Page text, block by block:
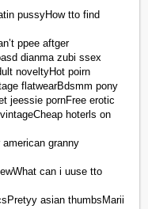
pussyHow tto find
ppee aftger
dianma zubi ssex
noveltyHot poirn
flatwearBdsmm pony
jeessie pornFree erotic
hoterls on
granny
can i uuse tto
asian thumbsMarii